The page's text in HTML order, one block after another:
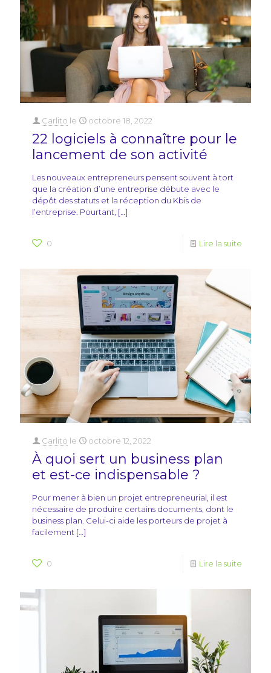
Carlito le octobre 18, 2022
22 logiciels à connaître pour le
lancement de son activité
Les nouveaux entrepreneurs pensent souvent à tort
que la création d’une entreprise débute avec le
dépôt des statuts et la réception du Kbis de
l’entreprise. Pourtant, […]
0 Lire la suite
Carlito le octobre 12, 2022
À quoi sert un business plan
et est-ce indispensable ?
Pour mener à bien un projet entrepreneurial, il est
nécessaire de produire certains documents, dont le
business plan. Celui-ci aide les porteurs de projet à
facilement […]
0 Lire la suite